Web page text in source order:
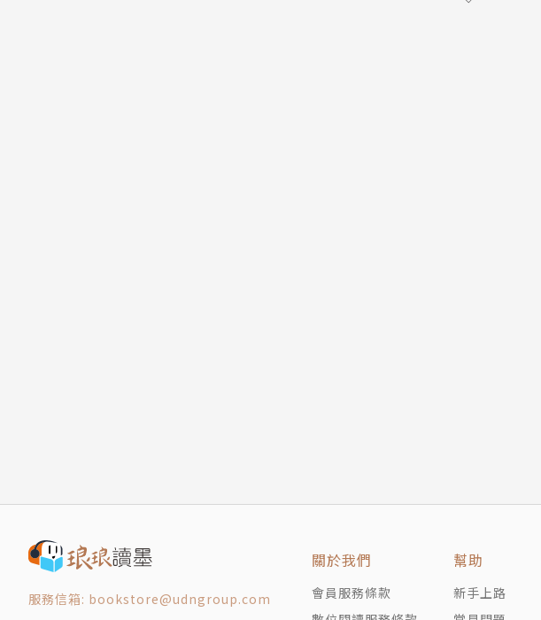
服務信箱: bookstore@udngroup.com
關於我們
會員服務條款
幫助
新手上路